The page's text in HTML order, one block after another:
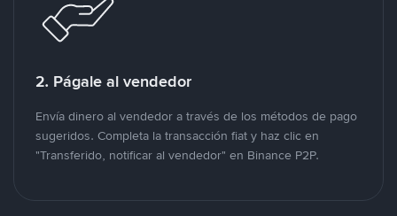
2. Págale al vendedor
Envía dinero al vendedor a través de los métodos de pago
sugeridos. Completa la transacción fiat y haz clic en
"Transferido, notificar al vendedor" en Binance P2P.